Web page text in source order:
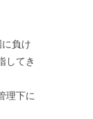
負け
してき
理下に